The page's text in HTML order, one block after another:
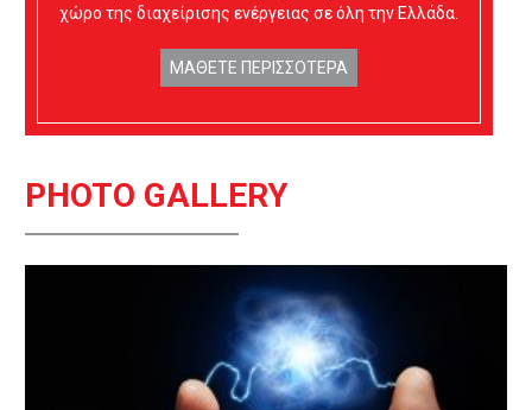
χώρο της διαχείρισης ενέργειας σε όλη την Ελλάδα.
ΜΑΘΕΤΕ ΠΕΡΙΣΣΟΤΕΡΑ
PHOTO GALLERY